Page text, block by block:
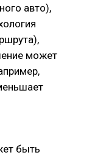
авто),
может
быть